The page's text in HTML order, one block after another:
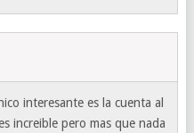
interesante es la cuenta al
increible pero mas que nada